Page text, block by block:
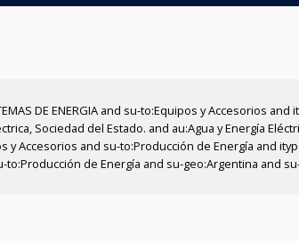
DE ENERGIA and su-to:Equipos y Accesorios and
Sociedad del Estado. and au:Agua y Energía
y Accesorios and su-to:Producción de Energía and
de Energía and su-geo:Argentina and